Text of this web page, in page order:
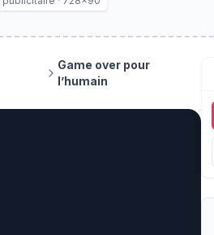
Game over pour
l’humain